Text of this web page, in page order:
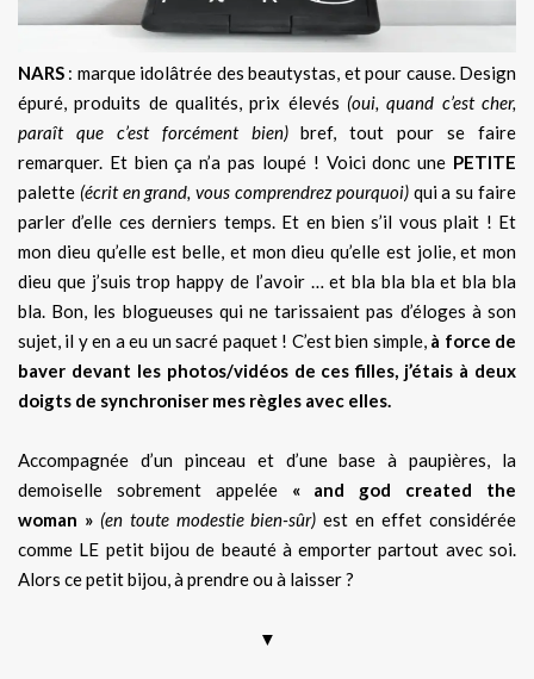
NARS : marque idolâtrée des beautystas, et pour cause. Design
épuré, produits de qualités, prix élevés (oui, quand c’est cher,
paraît que c’est forcément bien)bref, tout pour se faire
remarquer. Et bien ça n’a pas loupé ! Voici donc une PETITE
palette (écrit en grand, vous comprendrez pourquoi)qui a su faire
parler d’elle ces derniers temps. Et en bien s’il vous plait ! Et
mon dieu qu’elle est belle, et mon dieu qu’elle est jolie, et mon
dieu que j’suis trop happy de l’avoir … et bla bla bla et bla bla
bla. Bon, les blogueuses qui ne tarissaient pas d’éloges à son
sujet, il y en a eu un sacré paquet ! C’est bien simple, à force de
baver devant les photos/vidéos de ces filles, j’étais à deux
doigts de synchroniser mes règles avec elles.
Accompagnée d’un pinceau et d’une base à paupières, la
demoiselle sobrement appelée « and god created the
woman » (en toute modestie bien-sûr) est en effet considérée
comme LE petit bijou de beauté à emporter partout avec soi.
Alors ce petit bijou, à prendre ou à laisser ?
▼